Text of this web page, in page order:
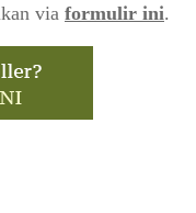
via formulir ini.